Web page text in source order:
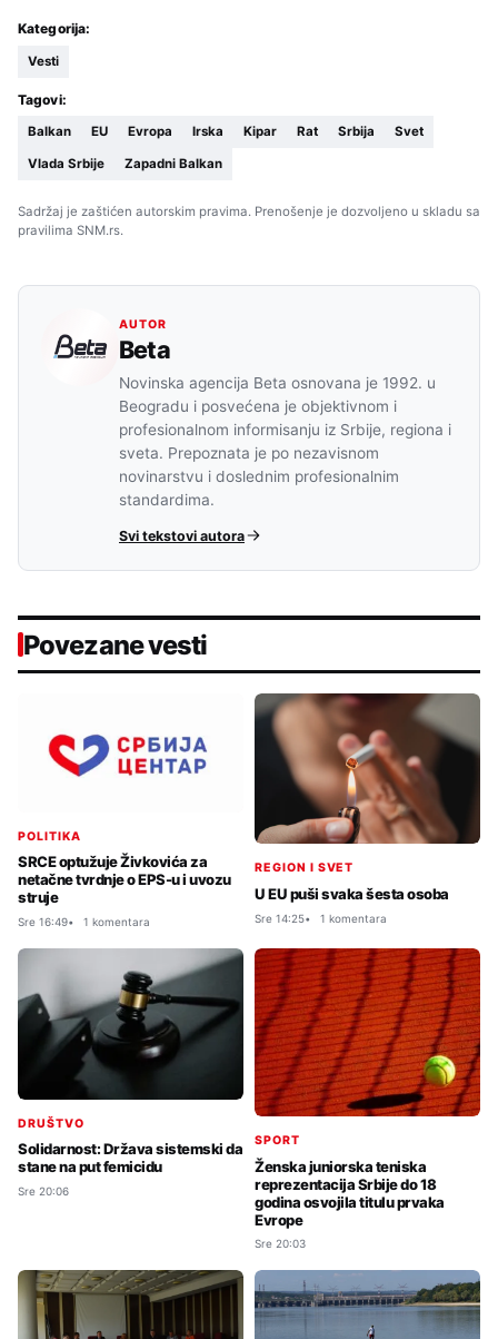
Kategorija:
Vesti
Tagovi:
Balkan EU Evropa Irska Kipar Rat Srbija Svet
Vlada Srbije Zapadni Balkan
Sadržaj je zaštićen autorskim pravima. Prenošenje je dozvoljeno u skladu sa
pravilima SNM.rs.
AUTOR
Beta
Novinska agencija Beta osnovana je 1992. u
Beogradu i posvećena je objektivnom i
profesionalnom informisanju iz Srbije, regiona i
sveta. Prepoznata je po nezavisnom
novinarstvu i doslednim profesionalnim
standardima.
Svi tekstovi autora
Povezane vesti
POLITIKA
SRCE optužuje Živkovića za
netačne tvrdnje o EPS-u i uvozu
struje
Sre 16:49 1 komentara
REGION I SVET
U EU puši svaka šesta osoba
Sre 14:25 1 komentara
DRUŠTVO
Solidarnost: Država sistemski da
stane na put femicidu
Sre 20:06
SPORT
Ženska juniorska teniska
reprezentacija Srbije do 18
godina osvojila titulu prvaka
Evrope
Sre 20:03